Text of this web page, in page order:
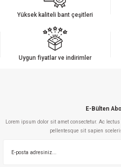
Yüksek kaliteli bant çeşitleri
Uygun fiyatlar ve indirimler
E-Bülten
Lorem ipsum dolor sit amet consectetur. Ac
pellentesque sit sapien